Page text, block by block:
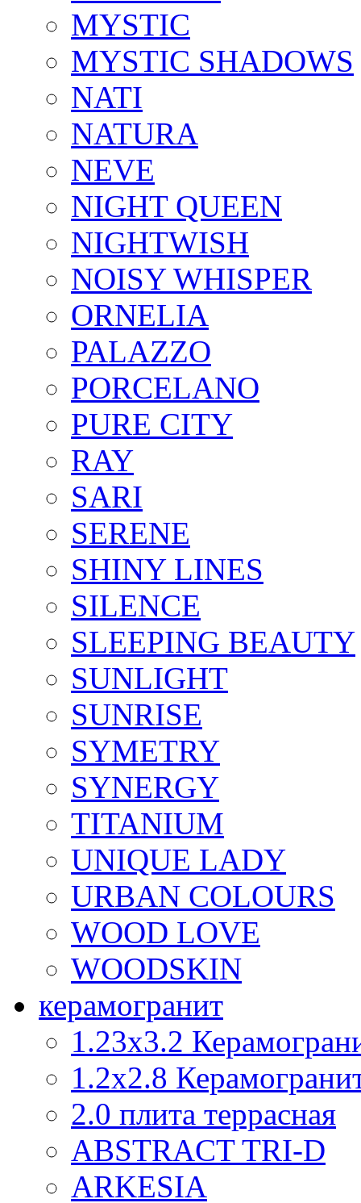
MYSTIC
MYSTIC SHADOWS
NATI
NATURA
NEVE
NIGHT QUEEN
NIGHTWISH
NOISY WHISPER
ORNELIA
PALAZZO
PORCELANO
PURE CITY
RAY
SARI
SERENE
SHINY LINES
SILENCE
SLEEPING BEAUTY
SUNLIGHT
SUNRISE
SYMETRY
SYNERGY
TITANIUM
UNIQUE LADY
URBAN COLOURS
WOOD LOVE
WOODSKIN
керамогранит
1.23x3.2
1.2х2.8
2.0 плита террасная
ABSTRACT TRI-D
ARKESIA